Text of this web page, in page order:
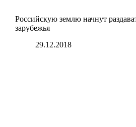
Российскую землю начнут
зарубежья
29.12.2018